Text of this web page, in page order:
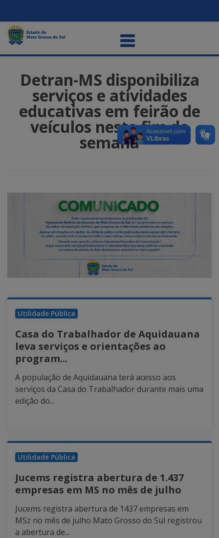
Detran-MS disponibiliza
serviços e atividades
educativas em feirão de
veículos neste fim de
semana
Utilidade Pública
Casa do Trabalhador de Aquidauana
leva serviços e orientações ao
program...
A população de Aquidauana terá acesso aos
serviços da Casa do Trabalhador durante mais uma
edição do...
Utilidade Pública
Jucems registra abertura de 1.437
empresas em MS no mês de julho
Jucems registra abertura de 1437 empresas em
MSz no mês de julho Mato Grosso do Sul registrou
a abertura de...